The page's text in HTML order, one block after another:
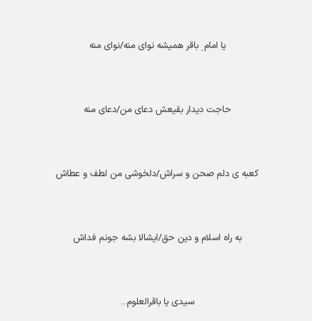
یا امام ِ باقر همیشه نوای منه/نوای منه
حاجت دیدار بقیعش دعای من/دعای منه
کعبه ی دلم صحن و سراش/دلخوشی من لطف و عطاش
به راه اسلام و دین حق/ایشالا بشه جونم فداش
سیدی یا باقرالعلوم...